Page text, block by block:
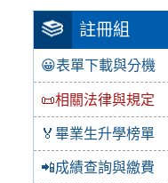
註冊組
😀表單下載與分機
📜相關法律與規定
🏅畢業生升學榜單
📲成績查詢與繳費